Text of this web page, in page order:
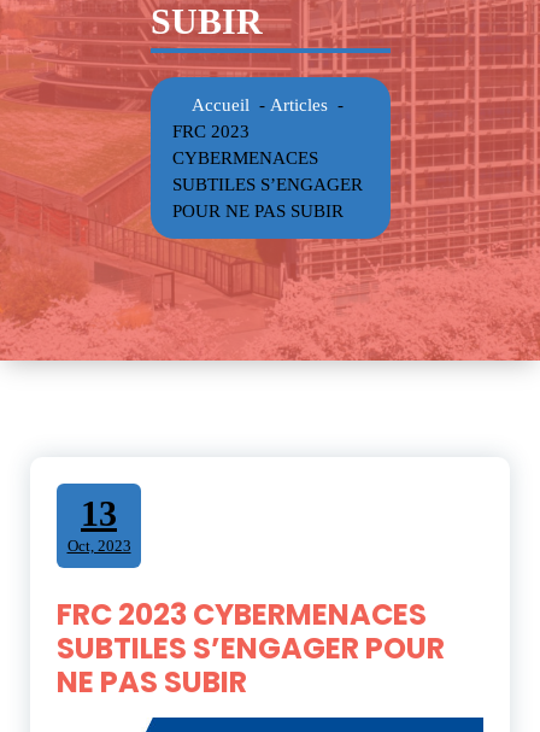
SUBIR
Accueil - Articles -
FRC 2023
CYBERMENACES
SUBTILES S’ENGAGER
POUR NE PAS SUBIR
13
Oct, 2023
FRC 2023 CYBERMENACES
SUBTILES S’ENGAGER POUR
NE PAS SUBIR